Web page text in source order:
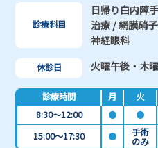
診療科目
日帰り白内障
治療 / 網膜硝
神経眼科
休診日 火曜午後・木
診療時間 月 火
8:30～12:00
● ●
15:00～17:30
● 手術
のみ